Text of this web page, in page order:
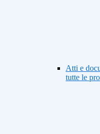
Atti e
tutte le